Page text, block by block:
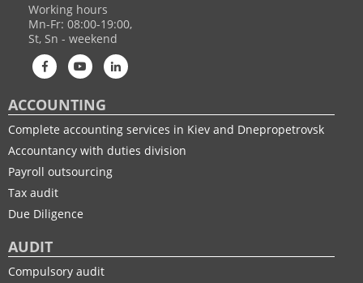
Working hours
Mn-Fr: 08:00-19:00,
St, Sn - weekend
ACCOUNTING
Complete accounting services in Kiev and Dnepropetrovsk
Accountancy with duties division
Payroll outsourcing
Tax audit
Due Diligence
AUDIT
Compulsory audit